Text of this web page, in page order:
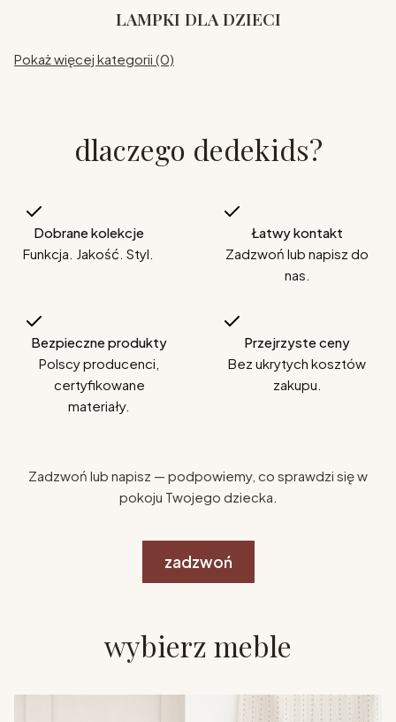
LAMPKI DLA DZIECI
Pokaż więcej kategorii (0)
dlaczego dedekids?
Dobrane kolekcje
Funkcja. Jakość. Styl.
Łatwy kontakt
Zadzwoń lub napisz do
nas.
Bezpieczne produkty
Polscy producenci,
certyfikowane
materiały.
Przejrzyste ceny
Bez ukrytych kosztów
zakupu.
Zadzwoń lub napisz — podpowiemy, co sprawdzi się w
pokoju Twojego dziecka.
zadzwoń
wybierz meble